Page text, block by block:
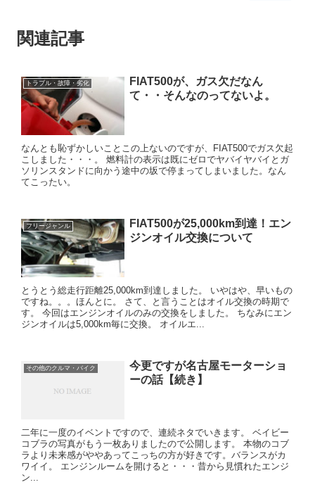
関連記事
トラブル・故障・劣化
FIAT500が、ガス欠だなん
て・・そんなのってないよ。
なんとも恥ずかしいことこの上ないのですが、FIAT500でガス欠起
こしました・・・。 燃料計の表示は既にゼロでヤバイヤバイとガ
ソリンスタンドに向かう途中の坂で停まってしまいました。なん
てこったい。
フリージャンル
FIAT500が25,000km到達！エン
ジンオイル交換について
とうとう総走行距離25,000km到達しました。 いやはや、早いもの
ですね。。。ほんとに。 さて、と言うことはオイル交換の時期で
す。 今回はエンジンオイルのみの交換をしました。 ちなみにエン
ジンオイルは5,000km毎に交換。 オイルエ...
その他のクルマ・バイク
今更ですが名古屋モーターショ
ーの話【続き】
二年に一度のイベントですので、連続ネタでいきます。 ベイビー
コブラの写真がもう一枚ありましたので公開します。 本物のコブ
ラより未来感がややあってこっちの方が好きです。バランスがカ
ワイイ。 エンジンルームを開けると・・・昔から見慣れたエンジ
ン...